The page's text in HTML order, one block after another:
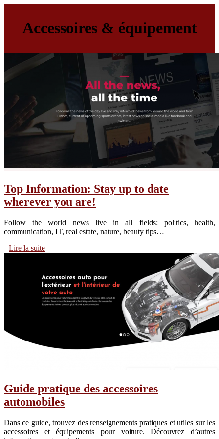
Accessoires & équipement
Top Information: Stay up to date
wherever you are!
Follow the world news live in all fields: politics, health,
communication, IT, real estate, nature, beauty tips…
Lire la suite
Guide pratique des accessoires
automobiles
Dans ce guide, trouvez des renseignements pratiques et utiles sur les
accessoires et équipements pour voiture. Découvrez d’autres